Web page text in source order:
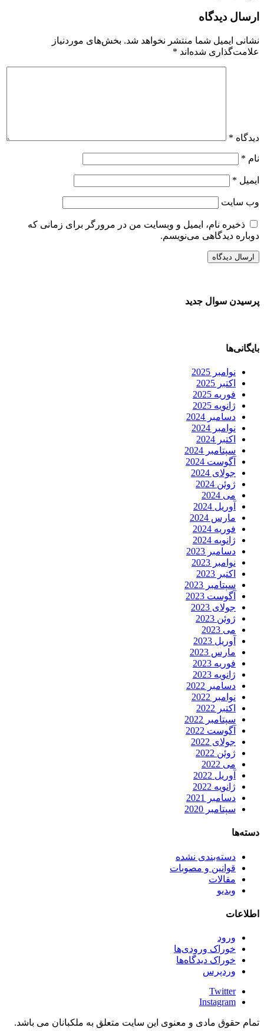
ارسال دیدگاه
نشانی ایمیل شما منتشر نخواهد شد. بخش‌های موردنیاز
علامت‌گذاری شده‌اند *
دیدگاه *
نام *
ایمیل *
وب‌ سایت
ذخیره نام، ایمیل و وبسایت من در مرورگر برای زمانی که
دوباره دیدگاهی می‌نویسم.
پرسیدن سوال جدید
بایگانی‌ها
نوامبر 2025
اکتبر 2025
فوریه 2025
ژانویه 2025
دسامبر 2024
نوامبر 2024
اکتبر 2024
سپتامبر 2024
آگوست 2024
جولای 2024
ژوئن 2024
می 2024
آوریل 2024
مارس 2024
فوریه 2024
ژانویه 2024
دسامبر 2023
نوامبر 2023
اکتبر 2023
سپتامبر 2023
آگوست 2023
جولای 2023
ژوئن 2023
می 2023
آوریل 2023
مارس 2023
فوریه 2023
ژانویه 2023
دسامبر 2022
نوامبر 2022
اکتبر 2022
سپتامبر 2022
آگوست 2022
جولای 2022
ژوئن 2022
می 2022
آوریل 2022
ژانویه 2022
دسامبر 2021
سپتامبر 2020
دسته‌ها
دسته‌بندی نشده
قوانین و مصوبات
مقالات
وبدیو
اطلاعات
ورود
خوراک ورودی‌ها
خوراک دیدگاه‌ها
وردپرس
Twitter
Instagram
تمام حقوق مادی و معنوی این سایت متعلق به ملکبانان می باشد.